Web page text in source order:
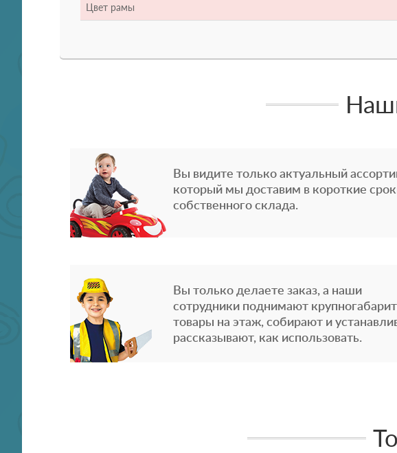
Цвет рамы
Вы видите только актуальный
который мы доставим в короткие
собственного склада.
Вы только делаете заказ, а наши
сотрудники поднимают
товары на этаж, собирают и
рассказывают, как использовать.